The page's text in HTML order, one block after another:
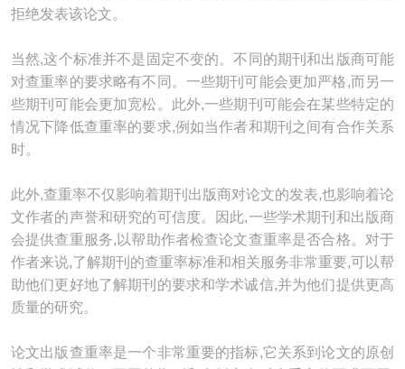
拒绝发表该论文。
当然,这个标准并不是固定不变的。不同的期刊和出版商可能
对查重率的要求略有不同。一些期刊可能会更加严格,而另一
些期刊可能会更加宽松。此外,一些期刊可能会在某些特定的
情况下降低查重率的要求,例如当作者和期刊之间有合作关系
时。
此外,查重率不仅影响着期刊出版商对论文的发表,也影响着论
文作者的声誉和研究的可信度。因此,一些学术期刊和出版商
会提供查重服务,以帮助作者检查论文查重率是否合格。对于
作者来说,了解期刊的查重率标准和相关服务非常重要,可以帮
助他们更好地了解期刊的要求和学术诚信,并为他们提供更高
质量的研究。
论文出版查重率是一个非常重要的指标,它关系到论文的原创